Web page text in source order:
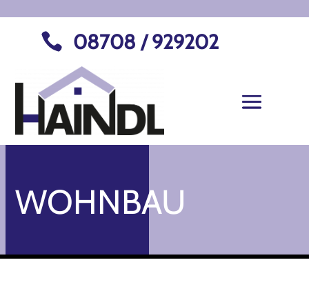
 08708 / 929202
WOHNBAU